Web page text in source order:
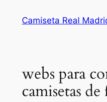
Camiseta Real
webs para
camisetas